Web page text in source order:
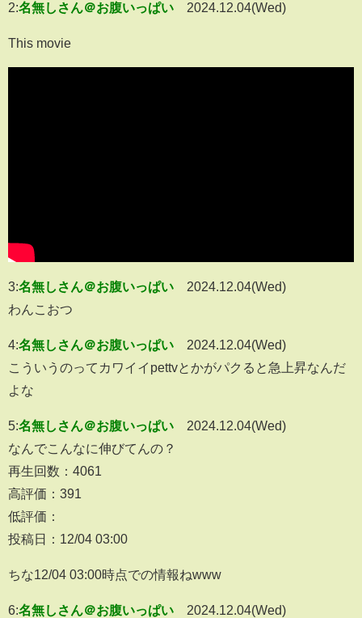
2:名無しさん＠お腹いっぱい 2024.12.04(Wed)
This movie
3:名無しさん＠お腹いっぱい
2024.12.04(Wed)
わんこおつ
4:名無しさん＠お腹いっぱい
2024.12.04(Wed)
こういうのってカワイイpettvとかがパクると急上昇なんだ
よな
5:名無しさん＠お腹いっぱい
2024.12.04(Wed)
なんでこんなに伸びてんの？
再生回数：4061
高評価：391
低評価：
投稿日：12/04 03:00
ちな12/04 03:00時点での情報ねwww
6:名無しさん＠お腹いっぱい
2024.12.04(Wed)